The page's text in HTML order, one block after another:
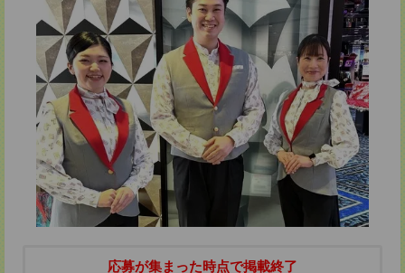
応募が集まった時点で掲載終了